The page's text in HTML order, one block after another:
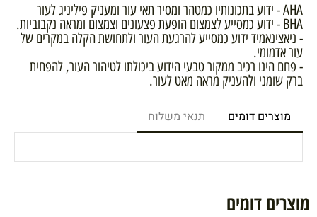
AHA - ידוע בתכונותיו כמטהר ומסיר תאי עור ומעניק פיליניג לעור
BHA - ידוע כמסייע לצמצום הופעת פצעונים וצמצום ומראה נקבוביות.
- ניאצינאמיד ידוע כמסייע להרגעת העור ולתחושת הקלה במקרים של
עור אדמומי.
- פחם הינו רכיב ממקור טבעי הידוע ביכולתו לטיהור העור, להפחית
ברק שומני ולהעניק מראה מאט לעור.
מוצרים דומים תנאי משלוח
מוצרים דומים